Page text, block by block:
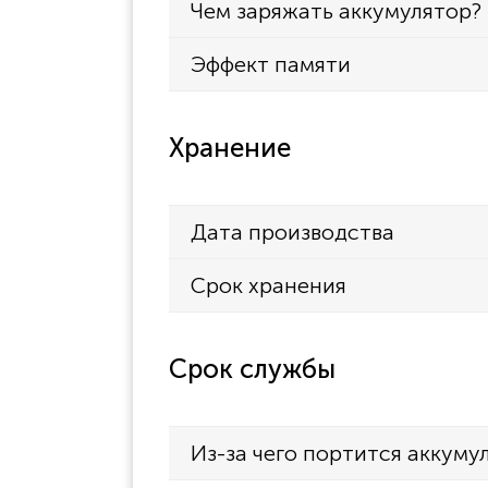
GMR1038-2CK
GMR1048
GMR1048-2CK
GMR15582CK
GMR1558-2CK
GMR15952CK
Чем заряжать аккумулятор?
Эффект памяти
Хранение
Дата производства
Срок хранения
Срок службы
Из-за чего портится